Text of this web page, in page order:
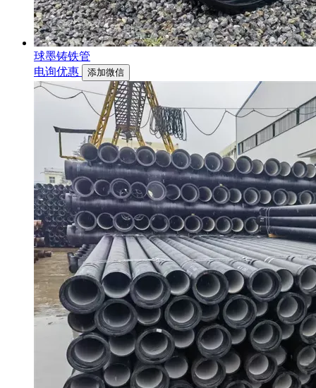
球墨铸铁管
电询优惠
添加微信